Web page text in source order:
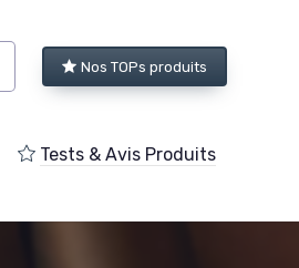
Nos TOPs produits
Tests & Avis Produits